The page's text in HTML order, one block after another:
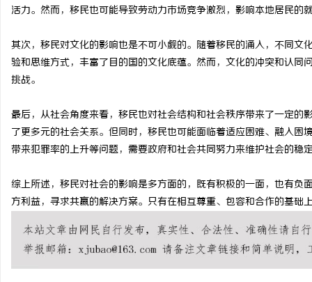
活力。然而，移民也可能导致劳动力市场竞争激烈，影响本地居民的
其次，移民对文化的影响也是不可小觑的。随着移民的涌入，不同
验和思维方式，丰富了目的国的文化底蕴。然而，文化的冲突和认
挑战。
最后，从社会角度来看，移民也对社会结构和社会秩序带来了一定
了更多元的社会关系。但同时，移民也可能面临着适应困难、融入
带来犯罪率的上升等问题，需要政府和社会共同努力来维护社会的稳
综上所述，移民对社会的影响是多方面的，既有积极的一面，也有
方利益，寻求共赢的解决方案。只有在相互尊重、包容和合作的基
770FE20耐磨改性颗粒
命性材料